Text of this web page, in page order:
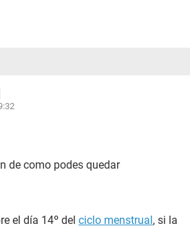
de como podes quedar
el día 14º del ciclo menstrual, si la